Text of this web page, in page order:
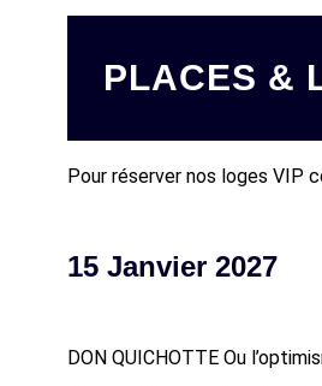
PLACES &
Pour réserver nos loges VIP
15 Janvier 2027
DON QUICHOTTE Ou